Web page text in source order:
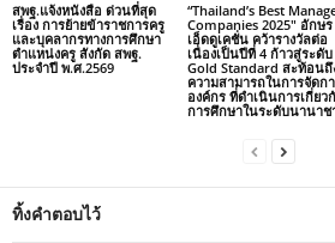
สพฐ.แจ้งหนังสือ ด่วนที่สุด
เรื่อง การย้ายข้าราชการครู
และบุคลากรทางการศึกษา
ตำแหน่งครู สังกัด สพฐ.
ประจำปี พ.ศ.2569
“Thailand’s Best
Companies 2025″ อักษร
เอ็ดดูเคชั่น คว้ารางวัลต่อ
เนื่องเป็นปีที่ 4 ก้าวสู่ระดับ
Gold Standard สะท้อนถึ
ความสามารถในการจัดก
องค์กร ที่ดำเนินการเกี่ยว
การศึกษาในระดับนานาช
ทิ้งคำตอบไว้